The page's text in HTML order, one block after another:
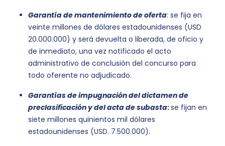
Garantía de mantenimiento de oferta: se fija en
veinte millones de dólares estadounidenses (USD
20.000.000) y será devuelta o liberada, de oficio y
de inmediato, una vez notificado el acto
administrativo de conclusión del concurso para
todo oferente no adjudicado.
Garantías de impugnación del dictamen de
preclasificación y del acta de subasta:se fijan en
siete millones quinientos mil dólares
estadounidenses (USD. 7.500.000).